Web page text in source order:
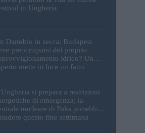
in Ungheria
Danubio in secca: Budapest
preoccuparsi del proprio
idrico? Un
mette in luce un fatto
si prepara a restrizioni
di emergenza; la
nucleare di Paks potrebbe
questo fine settimana